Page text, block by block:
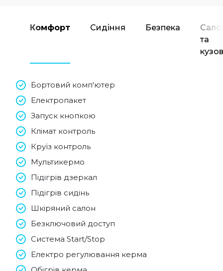
Комфорт Сидіння Безпека
та
кузов
Бортовий комп'ютер
Електропакет
Запуск кнопкою
Клімат контроль
Круїз контроль
Мультикермо
Підігрів дзеркал
Підігрів сидінь
Шкіряний салон
Безключовий доступ
Система Start/Stop
Електро регулювання керма